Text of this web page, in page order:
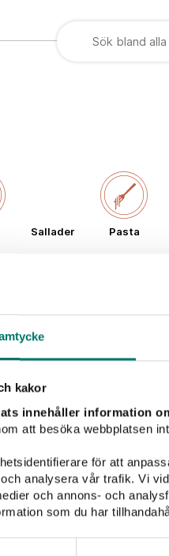
kakor
innehåller information
att besöka webbplatsen
för att
analysera vår trafik. Vi
och annons- och
som du har
Sallader Pasta
Vitt vin